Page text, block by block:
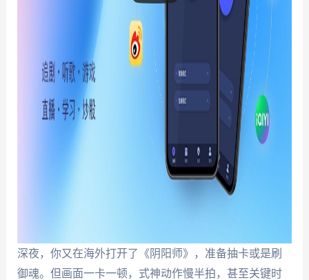
深夜，你又在海外打开了《阴阳师》，准备抽卡或是刷
御魂。但画面一卡一顿，式神动作慢半拍，甚至关键时